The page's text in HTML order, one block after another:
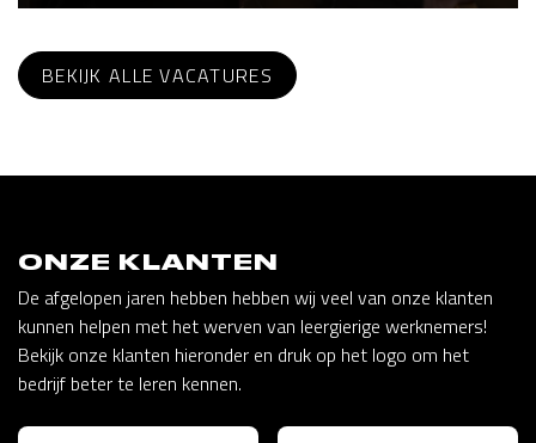
BEKIJK ALLE VACATURES
ONZE KLANTEN
De afgelopen jaren hebben hebben wij veel van onze klanten
kunnen helpen met het werven van leergierige werknemers!
Bekijk onze klanten hieronder en druk op het logo om het
bedrijf beter te leren kennen.